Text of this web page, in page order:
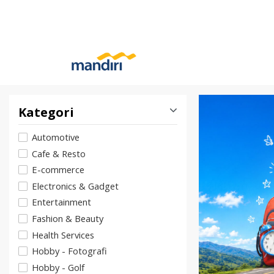
Kategori
Automotive
Cafe & Resto
E-commerce
Electronics & Gadget
Entertainment
Fashion & Beauty
Health Services
Hobby - Fotografi
Hobby - Golf